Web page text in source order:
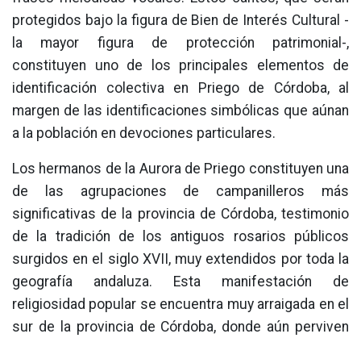
protegidos bajo la figura de Bien de Interés Cultural -
la mayor figura de protección patrimonial-,
constituyen uno de los principales elementos de
identificación colectiva en Priego de Córdoba, al
margen de las identificaciones simbólicas que aúnan
a la población en devociones particulares.
Los hermanos de la Aurora de Priego constituyen una
de las agrupaciones de campanilleros más
significativas de la provincia de Córdoba, testimonio
de la tradición de los antiguos rosarios públicos
surgidos en el siglo XVII, muy extendidos por toda la
geografía andaluza. Esta manifestación de
religiosidad popular se encuentra muy arraigada en el
sur de la provincia de Córdoba, donde aún perviven